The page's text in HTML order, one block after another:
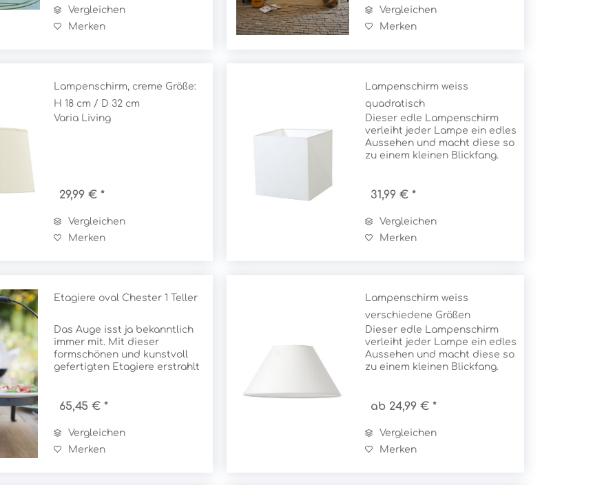
Töpfe erwecken den
Eindruck,...
Vergleichen
Merken
Vergleichen
Merken
Lampenschirm, creme Größe:
H 18 cm / D 32 cm
Varia Living
29,99 € *
Vergleichen
Merken
Lampenschirm weiss
quadratisch
Dieser edle Lampenschirm
verleiht jeder Lampe ein edles
Aussehen und macht diese so
zu einem kleinen Blickfang.
warmes Licht. Neben dem
besticht dieser
Lampenschirm vor...
31,99 € *
Vergleichen
Merken
Etagiere oval Chester 1 Teller
Das Auge isst ja bekanntlich
immer mit. Mit dieser
formschönen und kunstvoll
gefertigten Etagiere erstrahlt
dem praktischen Haltegriff
problemlos transportieren...
65,45 € *
Vergleichen
Merken
Lampenschirm weiss
verschiedene Größen
Dieser edle Lampenschirm
verleiht jeder Lampe ein edles
Aussehen und macht diese so
zu einem kleinen Blickfang.
warmes Licht. Neben dem
besticht dieser...
ab 24,99 € *
Vergleichen
Merken